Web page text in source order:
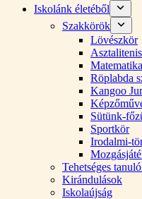
Iskolánk életéből
Szakkörök
Lövészkör
Röplabda
Kangoo
Sütünk-
Sportkör
Irodalmi-
Tehetséges
Kirándulások
Iskolaújság